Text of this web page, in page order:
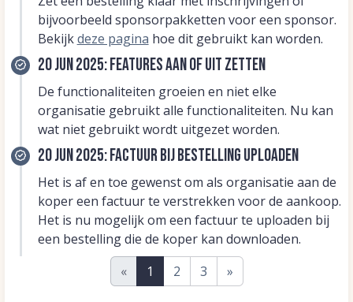
bijvoorbeeld sponsorpakketten voor een sponsor.
Bekijkdeze pagina hoe dit gebruikt kan worden.
20 jun 2025: Features aan of uit zetten
De functionaliteiten groeien en niet elke
organisatie gebruikt alle functionaliteiten. Nu kan
wat niet gebruikt wordt uitgezet worden.
20 jun 2025: Factuur bij bestelling uploaden
Het is af en toe gewenst om als organisatie aan de
koper een factuur te verstrekken voor de aankoop.
Het is nu mogelijk om een factuur te uploaden bij
een bestelling die de koper kan downloaden.
«
1 2 3 »